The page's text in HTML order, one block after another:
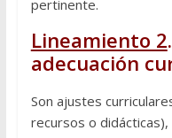
pertinente.
Lineamiento 2
adecuación
Son ajustes
recursos o